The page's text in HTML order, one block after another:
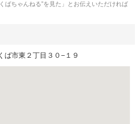
ばちゃんねる”を見た」とお伝えいただければ
ば市東２丁目３０−１９